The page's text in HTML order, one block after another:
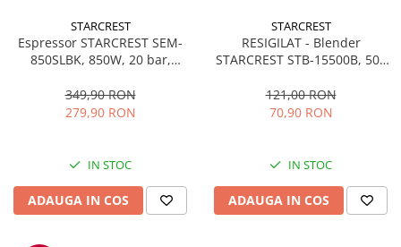
STARCREST
Espressor STARCREST SEM-
850SLBK, 850W, 20 bar,
dispozitiv spumare, filtru
dublu din inox, Negru/Inox
349,90 RON
279,90 RON
IN STOC
ADAUGA IN COS
STARCREST
RESIGILAT - Blender
STARCREST STB-15500B, 500
Pulse, Negru
121,00 RON
70,90 RON
IN STOC
ADAUGA IN COS